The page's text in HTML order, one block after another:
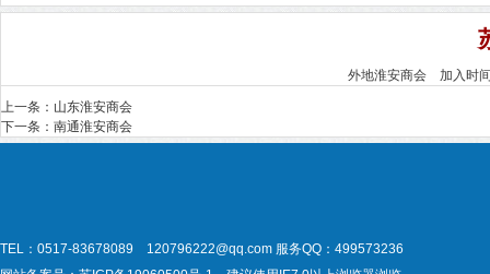
外地淮安商会 加入时
上一条： 山东淮安商会
下一条： 南通淮安商会
TEL：0517-83678089 120796222@qq.com 服务QQ：499573236